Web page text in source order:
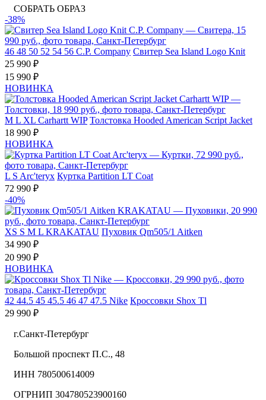
СОБРАТЬ ОБРАЗ
-38%
46 48 50 52 54 56 C.P. Company Свитер Sea Island Logo Knit
25 990 ₽
15 990 ₽
НОВИНКА
M L XL Carhartt WIP Толстовка Hooded American Script Jacket
18 990 ₽
НОВИНКА
L S Arc'teryx Куртка Partition LT Coat
72 990 ₽
-40%
XS S M L KRAKATAU Пуховик Qm505/1 Aitken
34 990 ₽
20 990 ₽
НОВИНКА
42 44.5 45 45.5 46 47 47.5 Nike Кроссовки Shox Tl
29 990 ₽
г.Санкт-Петербург
Большой проспект П.С., 48
ИНН 780500614009
ОГРНИП 304780523900160